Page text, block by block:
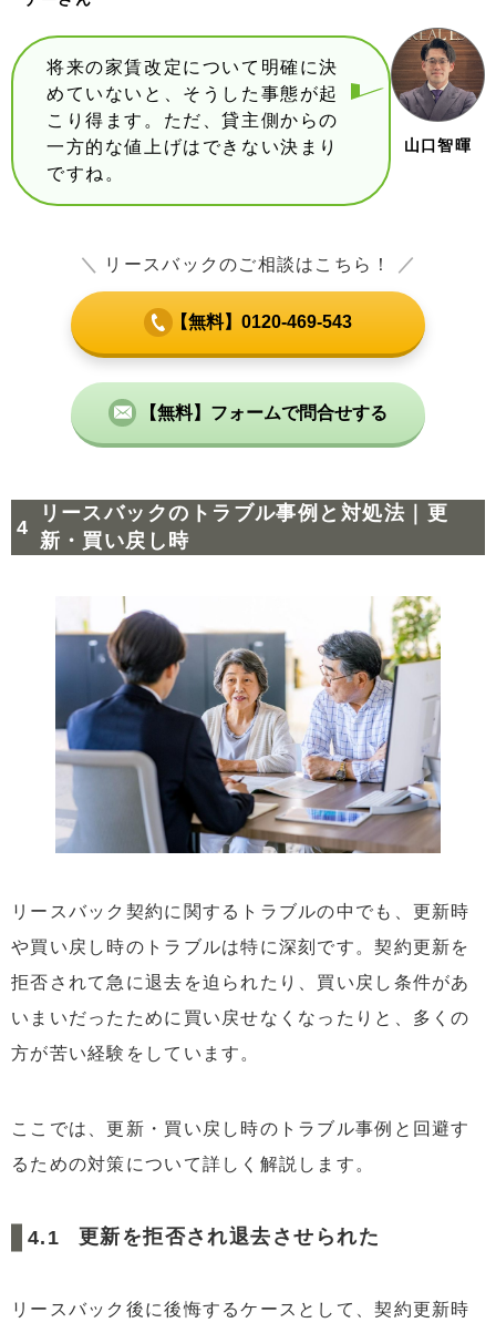
山口智暉
将来の家賃改定について明確に決
めていないと、そうした事態が起
こり得ます。ただ、貸主側からの
一方的な値上げはできない決まり
ですね。
＼ リースバックのご相談はこちら！ ／
【無料】0120-469-543
【無料】フォームで問合せする
リースバックのトラブル事例と対処法｜更
新・買い戻し時
リースバック契約に関するトラブルの中でも、更新時
や買い戻し時のトラブルは特に深刻です。契約更新を
拒否されて急に退去を迫られたり、買い戻し条件があ
いまいだったために買い戻せなくなったりと、多くの
方が苦い経験をしています。
ここでは、更新・買い戻し時のトラブル事例と回避す
るための対策について詳しく解説します。
更新を拒否され退去させられた
リースバック後に後悔するケースとして、契約更新時